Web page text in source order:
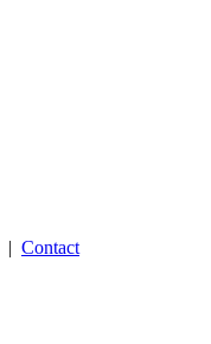
| Contact